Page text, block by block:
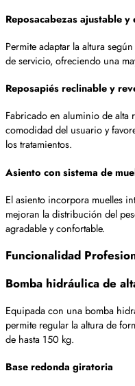
Reposacabezas ajustable
Permite adaptar la altura
de servicio, ofreciendo una
Reposapiés reclinable y
Fabricado en aluminio de alta
comodidad del usuario y
los tratamientos.
Asiento con sistema de
El asiento incorpora muelles
mejoran la distribución del
agradable y confortable.
Funcionalidad
Bomba hidráulica de
Equipada con una bomba
permite regular la altura de
de hasta 150 kg.
Base redonda giratoria